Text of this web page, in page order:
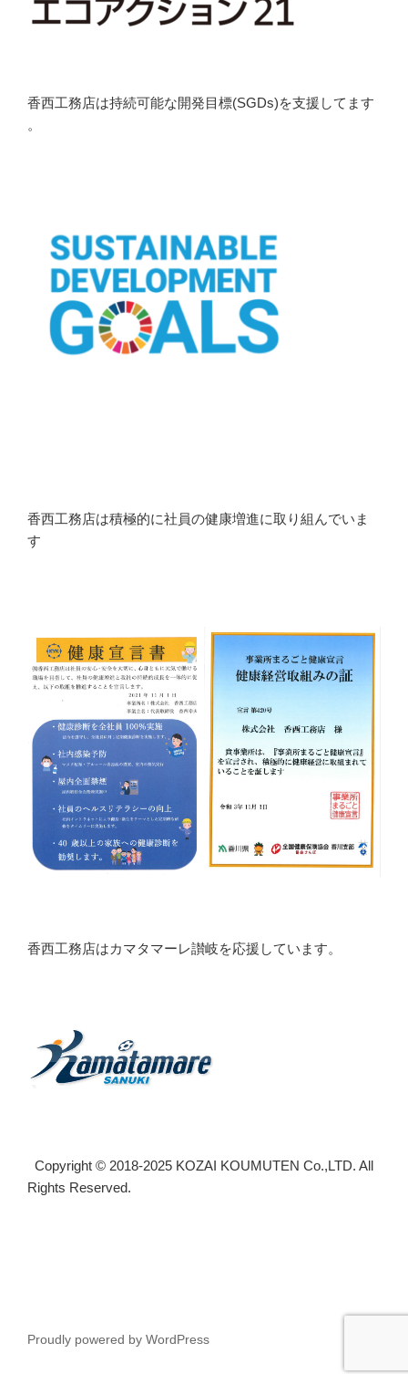
香西工務店は持続可能な開発目標(SGDs)を支援してます
。
香西工務店は積極的に社員の健康増進に取り組んでいま
す
香西工務店はカマタマーレ讃岐を応援しています。
Copyright © 2018-2025 KOZAI KOUMUTEN Co.,LTD. All
Rights Reserved.
Proudly powered by WordPress